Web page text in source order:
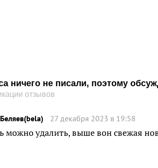
ничего не писали, поэтому
отзывов
27 декабря 2023 в 19:58
можно удалить, выше вон свежая